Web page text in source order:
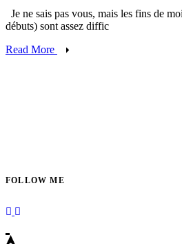
Je ne sais pas vous, mais les fins de
débuts) sont assez diffic
Read More
FOLLOW ME